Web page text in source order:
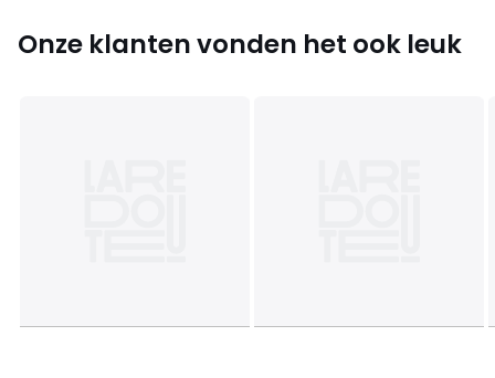
Onze klanten vonden het ook leuk